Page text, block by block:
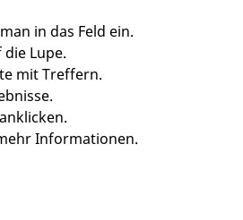
in das Feld ein.
Lupe.
mit Treffern.
Informationen.